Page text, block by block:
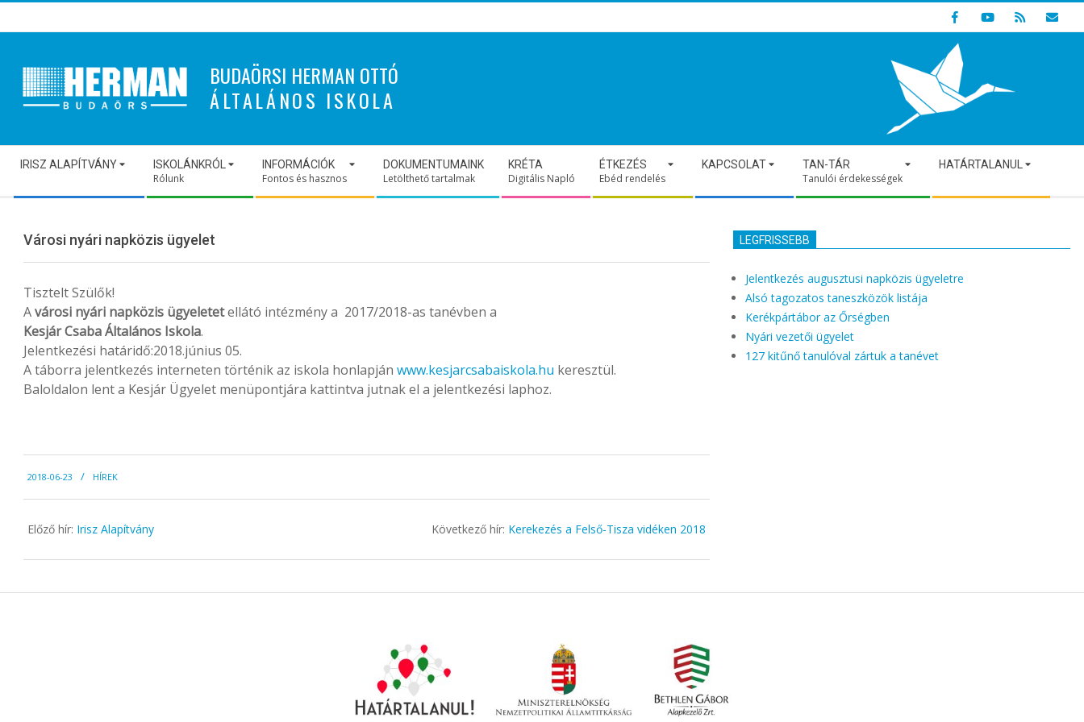
to
BUDAÖRSI HERMAN OTTÓ
ÁLTALÁNOS ISKOLA
Indulunk! Hamarosan újraindul oldalunk!
Navigation
Menu
IRISZ ALAPÍTVÁNY ISKOLÁNKRÓL
Rólunk
INFORMÁCIÓK
Fontos és hasznos
DOKUMENTUMAINK
Letölthető tartalmak
KRÉTA
Digitális Napló
ÉTKEZÉS
Ebéd rendelés
KAPCSOLAT TAN-TÁR
Tanulói érdekességek
HATÁRTALANUL
Városi nyári napközis ügyelet
Tisztelt Szülők!
Avárosi nyári napközis ügyeletetellátó intézmény a 2017/2018-as tanévben a
Kesjár Csaba Általános Iskola.
Jelentkezési határidő:2018.június 05.
A táborra jelentkezés interneten történik az iskola honlapján www.kesjarcsabaiskola.hu keresztül.
Baloldalon lent a Kesjár Ügyelet menüpontjára kattintva jutnak el a jelentkezési laphoz.
06-
23
2018-06-23 HÍREK
Előző hír: Irisz Alapítvány Következő hír: Kerekezés a Felső-Tisza vidéken 2018
LEGFRISSEBB
Jelentkezés augusztusi napközis ügyeletre
Alsó tagozatos taneszközök listája
Kerékpártábor az Őrségben
Nyári vezetői ügyelet
127 kitűnő tanulóval zártuk a tanévet